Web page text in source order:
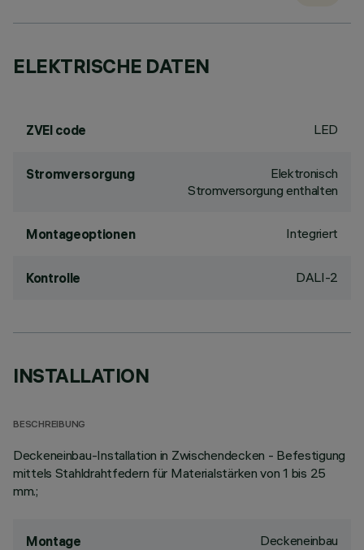
ELEKTRISCHE DATEN
ZVEI code LED
Stromversorgung
Elektronisch
Stromversorgung enthalten
Montageoptionen Integriert
Kontrolle DALI-2
INSTALLATION
BESCHREIBUNG
Deckeneinbau-Installation in Zwischendecken - Befestigung
mittels Stahldrahtfedern für Materialstärken von 1 bis 25
mm.;
Montage Deckeneinbau